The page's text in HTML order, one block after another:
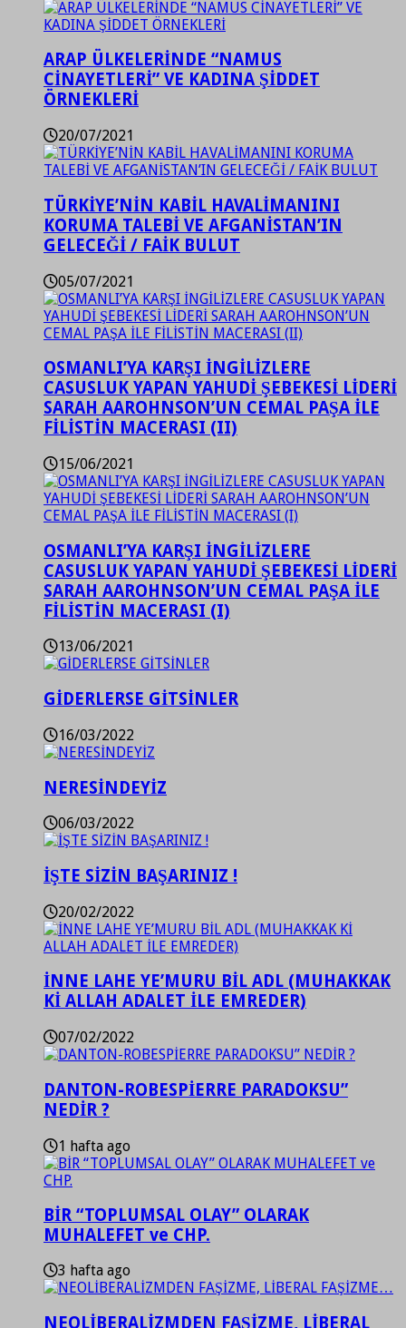
ARAP ÜLKELERİNDE “NAMUS
CİNAYETLERİ” VE KADINA ŞİDDET
ÖRNEKLERİ
20/07/2021
TÜRKİYE’NİN KABİL HAVALİMANINI
KORUMA TALEBİ VE AFGANİSTAN’IN
GELECEĞİ / FAİK BULUT
05/07/2021
OSMANLI’YA KARŞI İNGİLİZLERE
CASUSLUK YAPAN YAHUDİ ŞEBEKESİ LİDERİ
SARAH AAROHNSON’UN CEMAL PAŞA İLE
FİLİSTİN MACERASI (II)
15/06/2021
OSMANLI’YA KARŞI İNGİLİZLERE
CASUSLUK YAPAN YAHUDİ ŞEBEKESİ LİDERİ
SARAH AAROHNSON’UN CEMAL PAŞA İLE
FİLİSTİN MACERASI (I)
13/06/2021
GİDERLERSE GİTSİNLER
16/03/2022
NERESİNDEYİZ
06/03/2022
İŞTE SİZİN BAŞARINIZ !
20/02/2022
İNNE LAHE YE’MURU BİL ADL (MUHAKKAK
Kİ ALLAH ADALET İLE EMREDER)
07/02/2022
DANTON-ROBESPİERRE PARADOKSU”
NEDİR ?
1 hafta ago
BİR “TOPLUMSAL OLAY” OLARAK
MUHALEFET ve CHP.
3 hafta ago
NEOLİBERALİZMDEN FAŞİZME, LİBERAL